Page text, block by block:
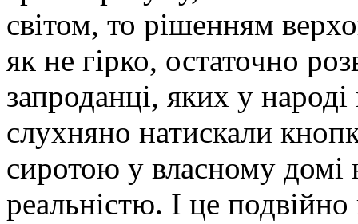
світом, то рішенням
як не гірко, остаточно
запроданці, яких у
слухняно натискали
сиротою у власному
реальністю. І це подвійно